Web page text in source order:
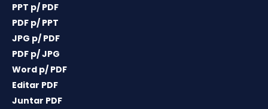
PPT p/ PDF
PDF p/ PPT
JPG p/ PDF
PDF p/ JPG
Word p/ PDF
Editar PDF
Juntar PDF